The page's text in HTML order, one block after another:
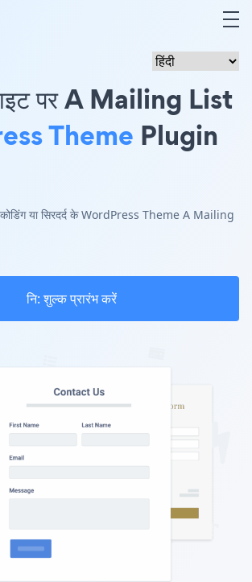
पर A Mailing List
Theme Plugin
कोडिंग या सिरदर्द के WordPress Theme A Mailing
नि: शुल्क प्रारंभ करें